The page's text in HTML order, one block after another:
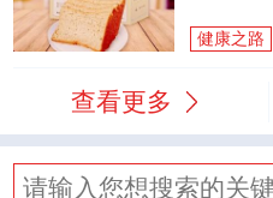
健康之路
查看更多